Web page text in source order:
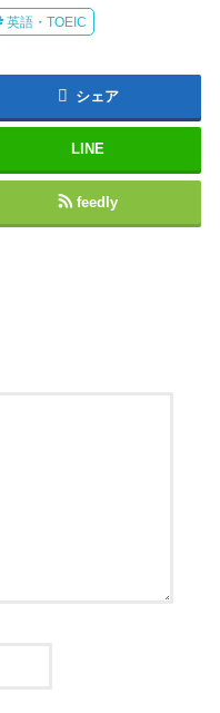
英語・TOEIC
シェア
LINE
feedly